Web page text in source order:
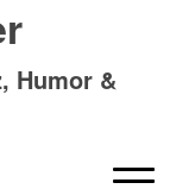
Humor &